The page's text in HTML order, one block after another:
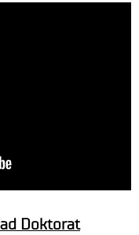
Doktorat